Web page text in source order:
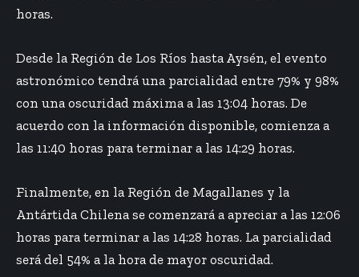
horas.
Desde la Región de Los Ríos hasta Aysén, el evento
astronómico tendrá una parcialidad entre 79% y 98%
con una oscuridad máxima a las 13:04 horas. De
acuerdo con la información disponible, comienza a
las 11:40 horas para terminar a las 14:29 horas.
Finalmente, en la Región de Magallanes y la
Antártida Chilena se comenzará a apreciar a las 12:06
horas para terminar a las 14:28 horas. La parcialidad
será del 54% a la hora de mayor oscuridad.